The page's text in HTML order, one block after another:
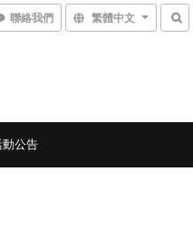
聯絡我們 繁體中文
動公告